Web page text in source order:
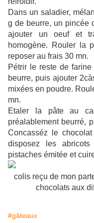
Dans un saladier,
g de beurre, un pincée
ajouter un oeuf et
homogène. Rouler la
reposer au frais 30 mn.
Pétrir le reste de
beurre, puis ajouter
mixées en poudre.
mn.
Etaler la pâte au
préalablement beurré,
Concasséz le
disposez les
pistaches émitée et
colis reçu de mon
chocolats aux
#gâteaux